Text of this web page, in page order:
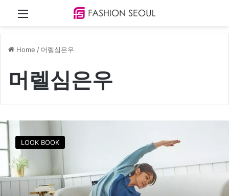
Home / 머렐심은우
머렐심은우
배
‘
우
LOOK BOOK